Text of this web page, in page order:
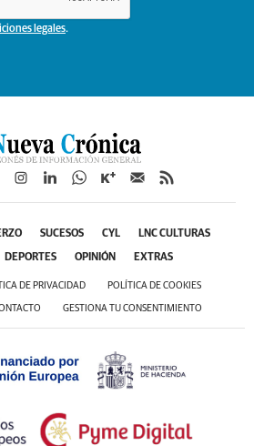
legales.
SUCESOS CYL LNC CULTURAS
DEPORTES OPINIÓN EXTRAS
DE PRIVACIDAD POLÍTICA DE COOKIES
GESTIONA TU CONSENTIMIENTO